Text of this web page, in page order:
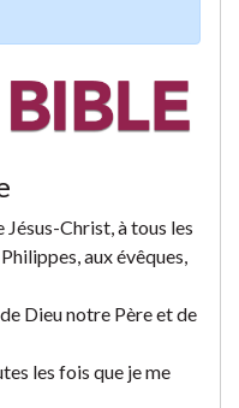
Christ, à tous les
aux évêques,
Dieu notre Père et de
les fois que je me